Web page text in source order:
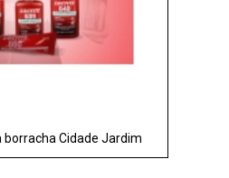
borracha Cidade Jardim